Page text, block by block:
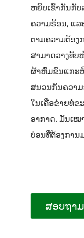
ຫຍິບເຂົ້າກັນກັ
ຄວາມຮ້ອນ, ແລ
ຕາມຄວາມຕ້ອ
ສາມາດວາງທັ
ຜ້າຫົ່ມຂົນແກະຫີ
ສນວນກັນຄວາ
ໃນເຄືອຂ່າຍທໍ່ຂ
ອາກາດ. ມັນເ
ບ່ອນທີ່ຕ້ອງການ
ສອບຖາ